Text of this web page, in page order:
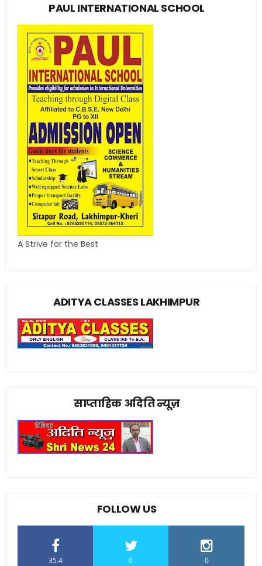
PAUL INTERNATIONAL SCHOOL
A Strive for the Best
ADITYA CLASSES LAKHIMPUR
साप्ताहिक अदिति न्यूज़
FOLLOW US
35.4 0 0